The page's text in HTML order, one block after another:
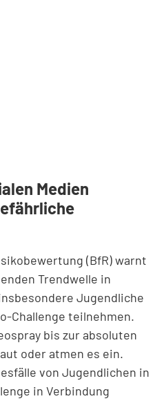
Medien
(BfR) warnt
Trendwelle in
Jugendliche
Challenge teilnehmen.
bis zur absoluten
oder atmen es ein.
von Jugendlichen in
in Verbindung